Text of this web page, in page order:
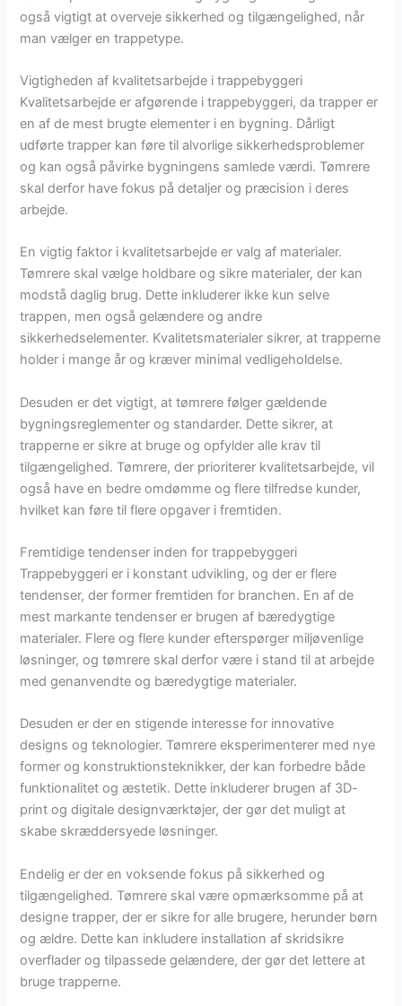
også vigtigt at overveje sikkerhed og tilgængelighed, når
man vælger en trappetype.
Vigtigheden af kvalitetsarbejde i trappebyggeri
Kvalitetsarbejde er afgørende i trappebyggeri, da trapper er
en af de mest brugte elementer i en bygning. Dårligt
udførte trapper kan føre til alvorlige sikkerhedsproblemer
og kan også påvirke bygningens samlede værdi. Tømrere
skal derfor have fokus på detaljer og præcision i deres
arbejde.
En vigtig faktor i kvalitetsarbejde er valg af materialer.
Tømrere skal vælge holdbare og sikre materialer, der kan
modstå daglig brug. Dette inkluderer ikke kun selve
trappen, men også gelændere og andre
sikkerhedselementer. Kvalitetsmaterialer sikrer, at trapperne
holder i mange år og kræver minimal vedligeholdelse.
Desuden er det vigtigt, at tømrere følger gældende
bygningsreglementer og standarder. Dette sikrer, at
trapperne er sikre at bruge og opfylder alle krav til
tilgængelighed. Tømrere, der prioriterer kvalitetsarbejde, vil
også have en bedre omdømme og flere tilfredse kunder,
hvilket kan føre til flere opgaver i fremtiden.
Fremtidige tendenser inden for trappebyggeri
Trappebyggeri er i konstant udvikling, og der er flere
tendenser, der former fremtiden for branchen. En af de
mest markante tendenser er brugen af bæredygtige
materialer. Flere og flere kunder efterspørger miljøvenlige
løsninger, og tømrere skal derfor være i stand til at arbejde
med genanvendte og bæredygtige materialer.
Desuden er der en stigende interesse for innovative
designs og teknologier. Tømrere eksperimenterer med nye
former og konstruktionsteknikker, der kan forbedre både
funktionalitet og æstetik. Dette inkluderer brugen af 3D-
print og digitale designværktøjer, der gør det muligt at
skabe skræddersyede løsninger.
Endelig er der en voksende fokus på sikkerhed og
tilgængelighed. Tømrere skal være opmærksomme på at
designe trapper, der er sikre for alle brugere, herunder børn
og ældre. Dette kan inkludere installation af skridsikre
overflader og tilpassede gelændere, der gør det lettere at
bruge trapperne.